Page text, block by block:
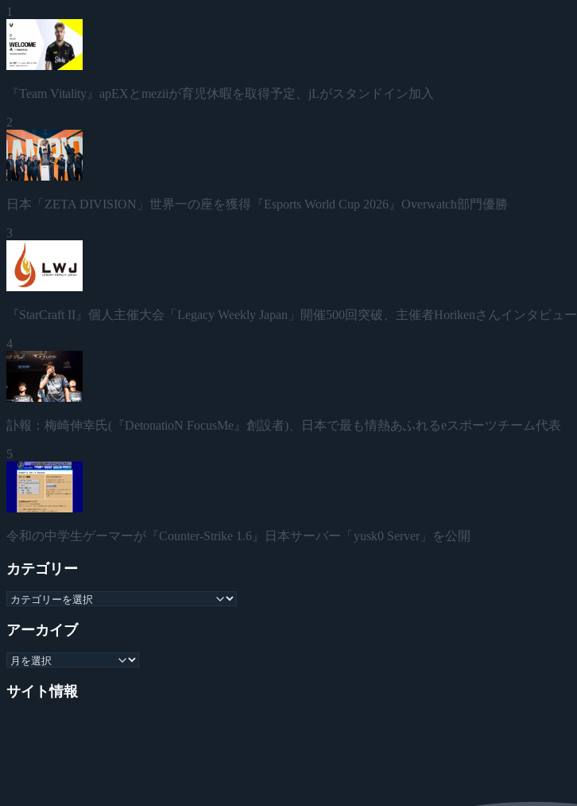
1
『Team Vitality』apEXとmeziiが育児休暇を取得予定、jLがスタンドイン加入
2
日本「ZETA DIVISION」世界一の座を獲得『Esports World Cup 2026』Overwatch部門優勝
3
『StarCraft II』個人主催大会「Legacy Weekly Japan」開催500回突破、主催者Horikenさんインタビュー
4
訃報：梅崎伸幸氏(『DetonatioN FocusMe』創設者)、日本で最も情熱あふれるeスポーツチーム代表
5
令和の中学生ゲーマーが『Counter-Strike 1.6』日本サーバー「yusk0 Server」を公開
カテゴリー
アーカイブ
サイト情報